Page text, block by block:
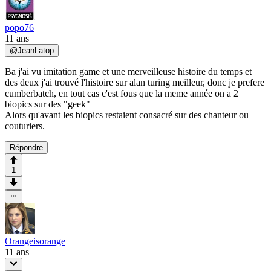
popo76
11 ans
@JeanLatop
Ba j'ai vu imitation game et une merveilleuse histoire du temps et
des deux j'ai trouvé l'histoire sur alan turing meilleur, donc je prefere
cumberbatch, en tout cas c'est fous que la meme année on a 2
biopics sur des "geek"
Alors qu'avant les biopics restaient consacré sur des chanteur ou
couturiers.
Répondre
1
Orangeisorange
11 ans